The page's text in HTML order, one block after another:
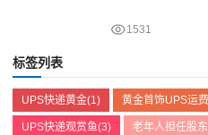
1531
标签列表
UPS快递黄金(1) 黄金首饰UPS运
UPS快递观赏鱼(3) 老年人担任股东